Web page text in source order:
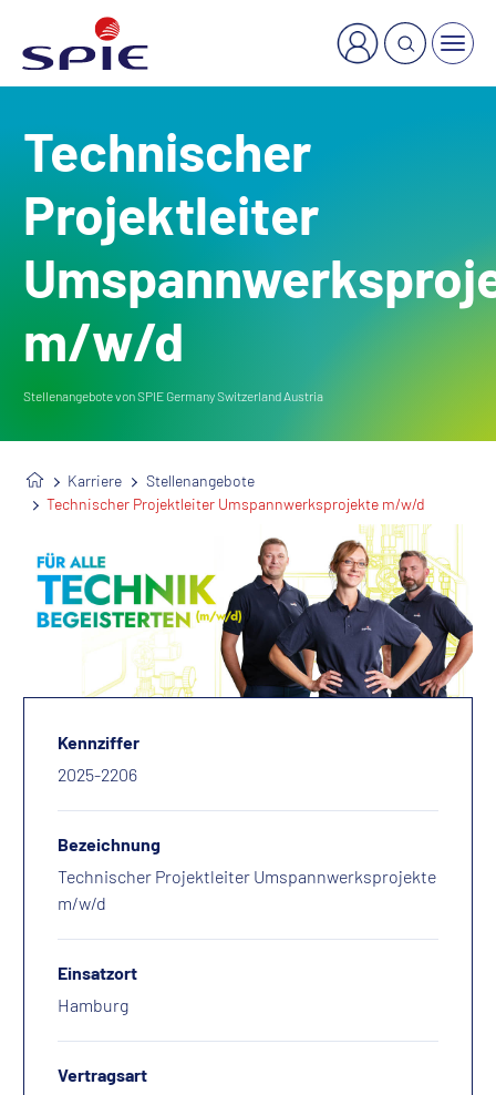
Technischer
Projektleiter
m/w/d
Stellenangebote von SPIE Germany Switzerland Austria
Karriere
Stellenangebote
Technischer Projektleiter Umspannwerksprojekte m/w/d
Kennziffer
2025-2206
Bezeichnung
Technischer Projektleiter Umspannwerksprojekte
m/w/d
Einsatzort
Hamburg
Vertragsart